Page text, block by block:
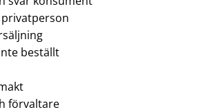
privatperson
beställt
förvaltare